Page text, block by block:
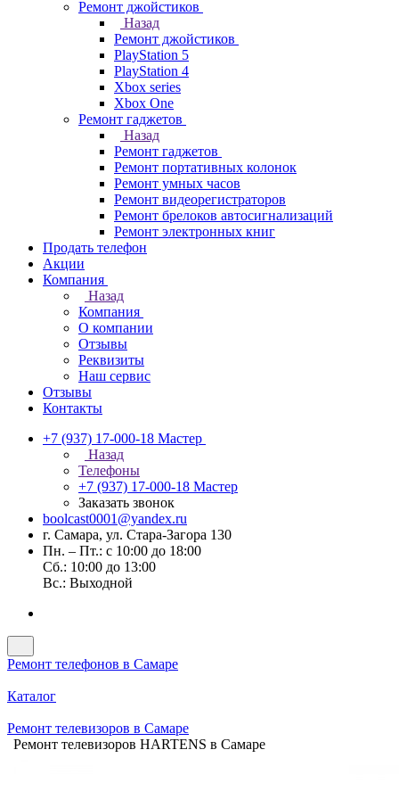
Ремонт джойстиков
Назад
Ремонт джойстиков
PlayStation 5
PlayStation 4
Xbox series
Xbox One
Ремонт гаджетов
Назад
Ремонт гаджетов
Ремонт портативных колонок
Ремонт умных часов
Ремонт видеорегистраторов
Ремонт брелоков автосигнализаций
Ремонт электронных книг
Продать телефон
Акции
Компания
Назад
Компания
О компании
Отзывы
Реквизиты
Наш сервис
Отзывы
Контакты
+7 (937) 17-000-18 Мастер
Назад
Телефоны
+7 (937) 17-000-18 Мастер
Заказать звонок
boolcast0001@yandex.ru
г. Самара, ул. Стара-Загора 130
Пн. – Пт.: с 10:00 до 18:00
Сб.: 10:00 до 13:00
Вс.: Выходной
Ремонт телефонов в Самаре
Каталог
Ремонт телевизоров в Самаре
Ремонт телевизоров HARTENS в Самаре